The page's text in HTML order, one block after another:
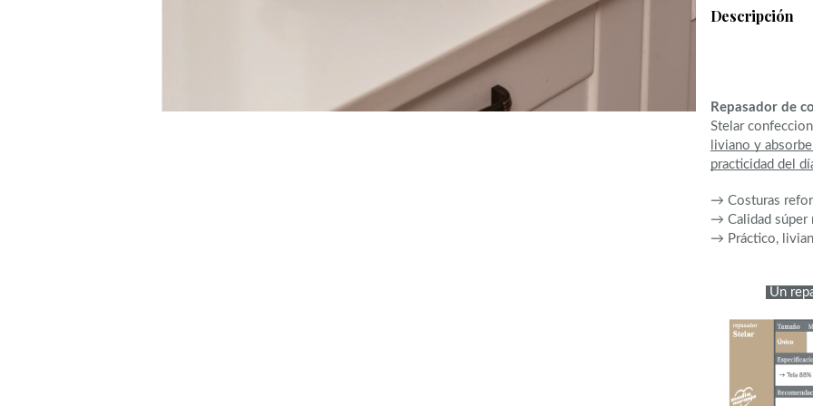
Descripción
Repasador de
Stelar
liviano y
practicidad del
→ Costuras
→ Calidad súper
→ Práctico,
Un